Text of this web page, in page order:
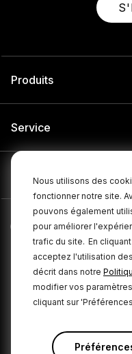
Nous utilisons des
fonctionner notre site.
pouvons également
pour améliorer
trafic du site. En
acceptez l'utilisation
décrit dans notre
modifier vos
cliquant sur
Produits
Service
Entreprise
Politique de confidentialité